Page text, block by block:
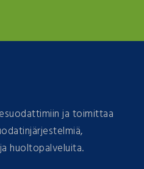
ja toimittaa
huoltopalveluita.